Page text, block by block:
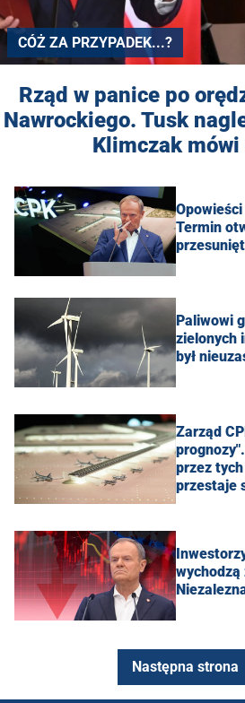
CÓŻ ZA PRZYPADEK...?
Rząd w panice po
Nawrockiego. Tusk
Klimczak mówi
Termin
Paliwowi
zielonych
był
Zarząd
przez
przestaje
wychodzą
Następna strona